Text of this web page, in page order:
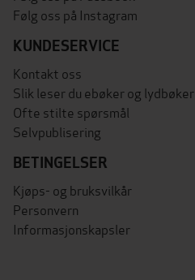
Følg oss på Instagram
KUNDESERVICE
Kontakt oss
Slik leser du ebøker og lydbøker
Ofte stilte spørsmål
Selvpublisering
BETINGELSER
Kjøps- og bruksvilkår
Personvern
Informasjonskapsler